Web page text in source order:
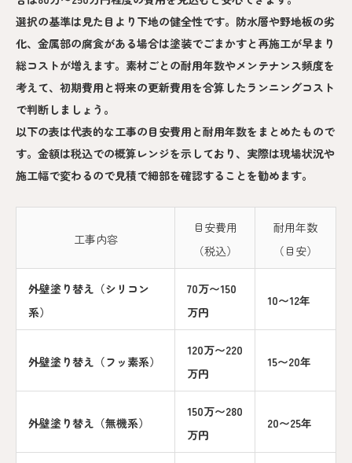
選択の基準は見た目より下地の健全性です。防水層や野地板の劣
化、金属部の腐食がある場合は塗装でごまかすと再施工が早まり
総コストが増えます。素材ごとの耐用年数やメンテナンス頻度を
考えて、初期費用と将来の更新費用を合算したランニングコスト
で判断しましょう。
以下の表は代表的な工事の目安費用と耐用年数をまとめたもので
す。金額は税込での概算レンジを示しており、実際は現場状況や
施工幅で変わるので見積で細部を確認することを勧めます。
工事内容
目安費用
（税込）
耐用年数
（目安）
外壁塗り替え（シリコン
系）
70万〜150
万円
10〜12年
外壁塗り替え（フッ素系）
120万〜220
万円
15〜20年
外壁塗り替え（無機系）
150万〜280
万円
20〜25年